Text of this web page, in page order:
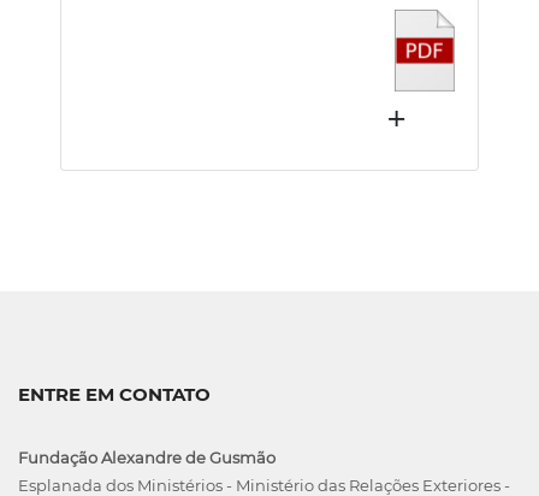
+
ENTRE EM CONTATO
Fundação Alexandre de Gusmão
Esplanada dos Ministérios - Ministério das Relações Exteriores -